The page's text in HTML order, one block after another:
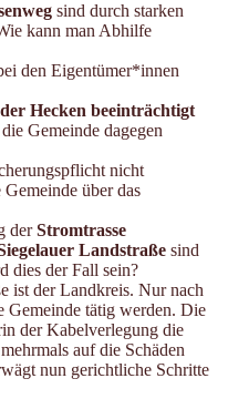
sind durch starken
kann man Abhilfe
den Eigentümer*innen
Hecken beeinträchtigt
Gemeinde dagegen
nicht
über das
derStromtrasse
Landstraße sind
dies der Fall sein?
ist der Landkreis. Nur nach
Gemeinde tätig werden. Die
der Kabelverlegung die
auf die Schäden
nun gerichtliche Schritte